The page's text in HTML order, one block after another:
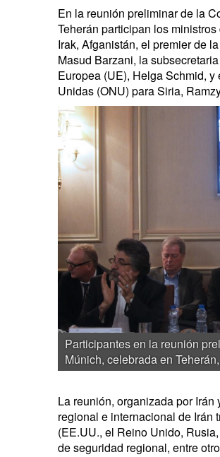
En la reunión preliminar de la
Teherán participan los
Irak, Afganistán, el premier de
Masud Barzani, la
Europea (UE), Helga Schmid,
Unidas (ONU) para Siria,
Participantes en la reunión
Múnich, celebrada en
La reunión, organizada por
regional e internacional de Irán
(EE.UU., el Reino Unido,
de seguridad regional, entre